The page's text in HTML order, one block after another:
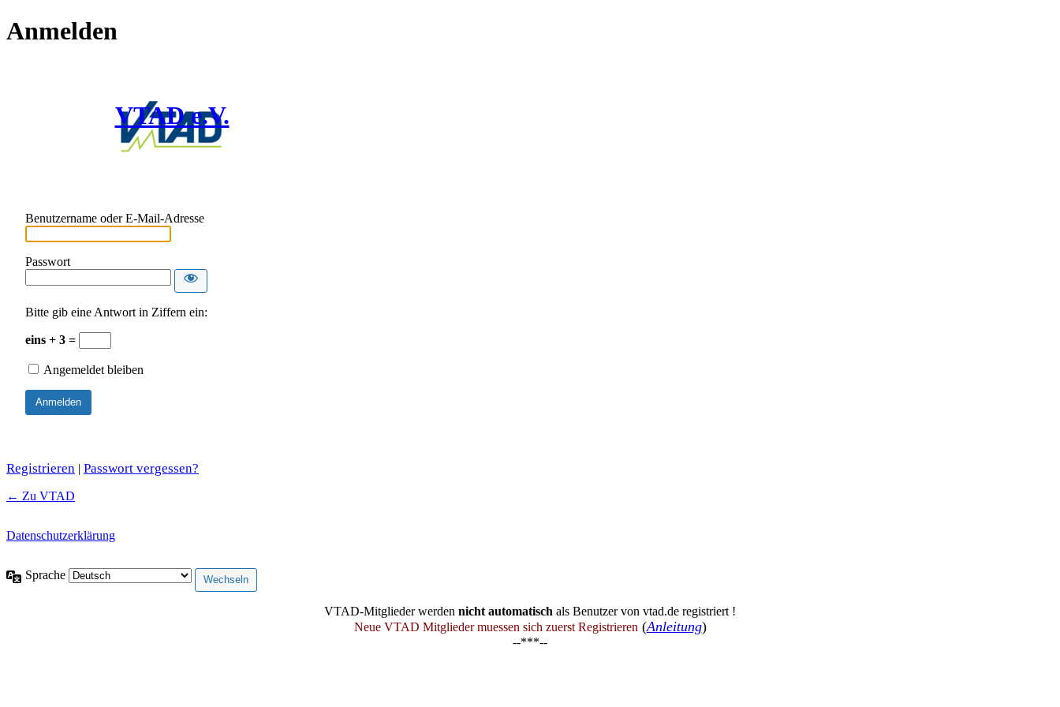
Anmelden
VTAD e.V.
Benutzername oder E-Mail-Adresse
Passwort
Bitte gib eine Antwort in Ziffern ein:
eins + 3 =
Angemeldet bleiben
Registrieren | Passwort vergessen?
← Zu VTAD
Datenschutzerklärung
Sprache
VTAD-Mitglieder werden nicht automatisch als Benutzer von vtad.de registriert !
Neue VTAD Mitglieder muessen sich zuerst Registrieren(Anleitung)
--***--